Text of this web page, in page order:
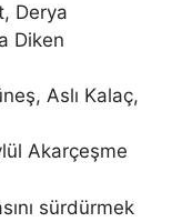
Derya
Diken
Aslı Kalaç,
Akarçeşme
sürdürmek